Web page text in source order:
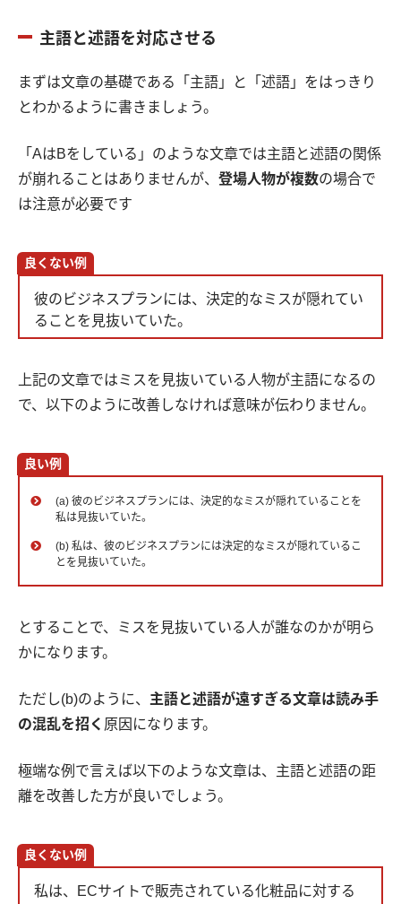
主語と述語を対応させる
まずは文章の基礎である「主語」と「述語」をはっきり
とわかるように書きましょう。
「AはBをしている」のような文章では主語と述語の関係
が崩れることはありませんが、 登場人物が複数の場合で
は注意が必要です
良くない例
彼のビジネスプランには、決定的なミスが隠れてい
ることを見抜いていた。
上記の文章ではミスを見抜いている人物が主語になるの
で、以下のように改善しなければ意味が伝わりません。
良い例
(a) 彼のビジネスプランには、決定的なミスが隠れていることを
私は見抜いていた。
(b) 私は、彼のビジネスプランには決定的なミスが隠れているこ
とを見抜いていた。
とすることで、ミスを見抜いている人が誰なのかが明ら
かになります。
ただし(b)のように、 主語と述語が遠すぎる文章は読み手
の混乱を招く 原因になります。
極端な例で言えば以下のような文章は、主語と述語の距
離を改善した方が良いでしょう。
良くない例
私は、ECサイトで販売されている化粧品に対する